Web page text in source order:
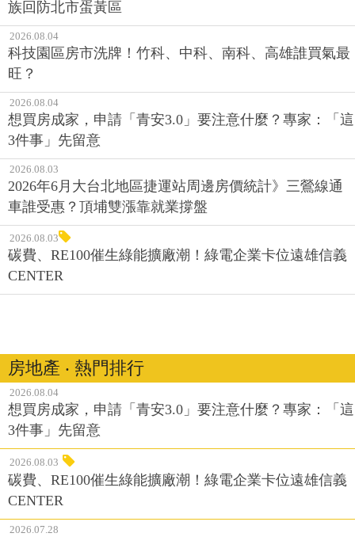
族回防北市蛋黃區
2026.08.04
科技園區房市洗牌！竹科、中科、南科、高雄誰買氣最
旺？
2026.08.04
想買房成家，申請「青安3.0」要注意什麼？專家：「這
3件事」先留意
2026.08.03
2026年6月大台北地區捷運站周邊房價統計》三鶯線通
車誰受惠？頂埔雙漲靠就業撐盤
2026.08.03
碳費、RE100催生綠能擴廠潮！綠電企業卡位遠雄信義
CENTER
房地產 ‧ 熱門排行
2026.08.04
想買房成家，申請「青安3.0」要注意什麼？專家：「這
3件事」先留意
2026.08.03
碳費、RE100催生綠能擴廠潮！綠電企業卡位遠雄信義
CENTER
2026.07.28